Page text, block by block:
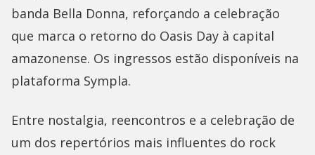
banda Bella Donna, reforçando a celebração
que marca o retorno do Oasis Day à capital
amazonense. Os ingressos estão disponíveis na
plataforma Sympla.
Entre nostalgia, reencontros e a celebração de
um dos repertórios mais influentes do rock